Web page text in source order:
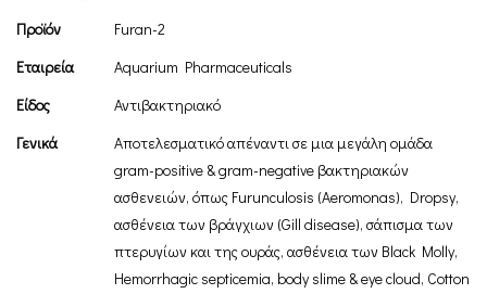
Προϊόν
Furan-2
Εταιρεία
Aquarium Pharmaceuticals
Είδος
Αντιβακτηριακό
Γενικά
Αποτελεσματικό απέναντι σε μια μεγάλη ομάδα
gram-positive & gram-negative βακτηριακών
ασθενειών, όπως Furunculosis (Aeromonas), Dropsy,
ασθένεια των βράγχιων (Gill disease), σάπισμα των
πτερυγίων και της ουράς, ασθένεια των Black Molly,
Hemorrhagic septicemia, body slime & eye cloud, Cotton